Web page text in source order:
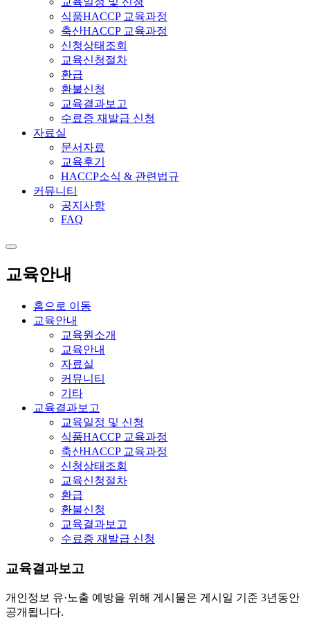
식품HACCP 교육과정
축산HACCP 교육과정
신청상태조회
교육신청절차
환급
환불신청
교육결과보고
수료증 재발급 신청
자료실
문서자료
교육후기
HACCP소식 & 관련법규
커뮤니티
공지사항
FAQ
교육안내
홈으로 이동
교육안내
교육원소개
교육안내
자료실
커뮤니티
기타
교육결과보고
교육일정 및 신청
식품HACCP 교육과정
축산HACCP 교육과정
신청상태조회
교육신청절차
환급
환불신청
교육결과보고
수료증 재발급 신청
교육결과보고
개인정보 유·노출 예방을 위해 게시물은 게시일 기준 3년동안
공개됩니다.